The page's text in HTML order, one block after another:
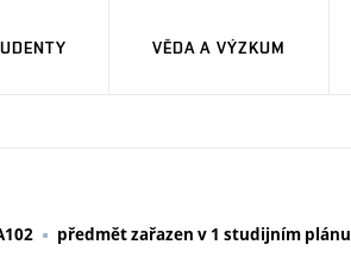
VĚDA A VÝZKUM
předmět zařazen v 1 studijním plánu